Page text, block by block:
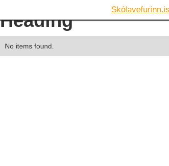
Skólavefurinn.is
Heading
No items found.